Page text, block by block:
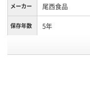
メーカー 尾西食品
保存年数 5年
アレルギー物質
目不使用